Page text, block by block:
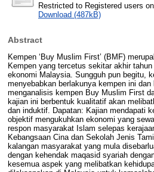
Restricted to Registered users
Download (487kB)
Abstract
Kempen ‘Buy Muslim First’ (BMF)
Kempen yang tercetus sekitar akhir
ekonomi Malaysia. Sungguh pun begitu,
menyebabkan berlakunya kempen ini
menganalisis kempen Buy Muslim First
kajian ini berbentuk kualitatif akan
dan induktif. Dapatan: Kajian mendapati
objektif mengukuhkan ekonomi yang
respon masyarakat Islam selepas
Kebangsaan Cina dan Sekolah Jenis
kalangan masyarakat yang mula
dengan kehendak maqasid syariah
kesemua aspek yang melibatkan